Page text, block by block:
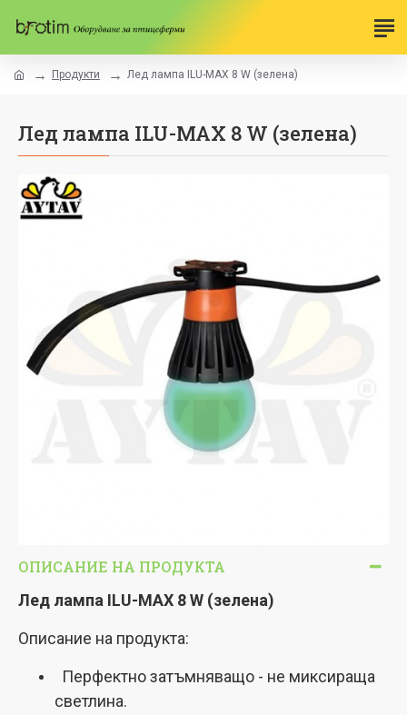
Продукти Лед лампа ILU-MAX 8 W (зелена)
Лед лампа ILU-MAX 8 W (зелена)
ОПИСАНИЕ НА ПРОДУКТА
Лед лампа ILU-MAX 8 W (зелена)
Описание на продукта:
Перфектно затъмняващо - не миксираща
светлина.